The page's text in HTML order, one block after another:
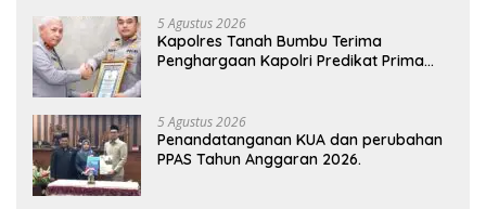
5 Agustus 2026
Kapolres Tanah Bumbu Terima
Penghargaan Kapolri Predikat Prima
5 Agustus 2026
Penandatanganan KUA dan perubahan
PPAS Tahun Anggaran 2026.